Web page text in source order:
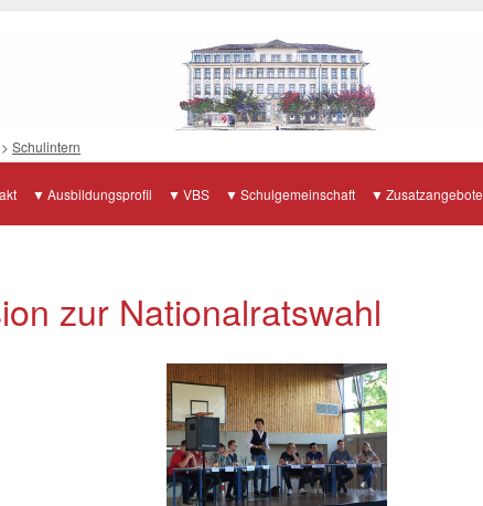
> Schulintern
Ausbildungsprofil VBS Schulgemeinschaft Zusatzangebote
zur Nationalratswahl